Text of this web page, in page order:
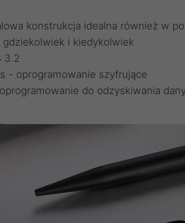
konstrukcja idealna również w
gdziekolwiek i kiedykolwiek
3.2
- oprogramowanie szyfrujące
do odzyskiwania